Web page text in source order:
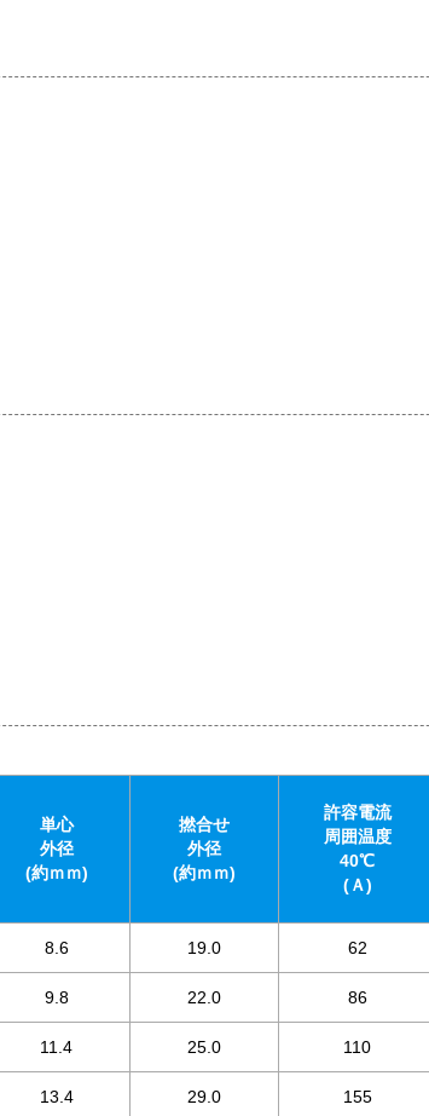
単心
外径
(約ｍｍ)
撚合せ
外径
(約ｍｍ)
許容電流
周囲温度
40℃
(Ａ)
8.6 19.0 62
9.8 22.0 86
11.4 25.0 110
13.4 29.0 155